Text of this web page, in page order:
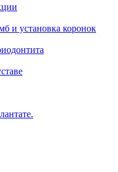
и установка коронок